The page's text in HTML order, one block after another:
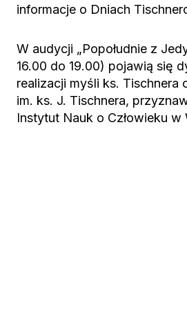
informacje o Dniach
W audycji „Popołudnie z
16.00 do 19.00) pojawią się
realizacji myśli ks. Tischnera
im. ks. J. Tischnera,
Instytut Nauk o Człowieku w